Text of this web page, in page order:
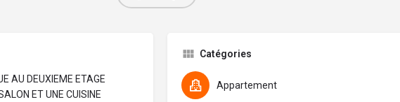
AU DEUXIEME ETAGE
ET UNE CUISINE
Catégories
Appartement